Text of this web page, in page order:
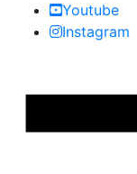
Youtube
Instagram